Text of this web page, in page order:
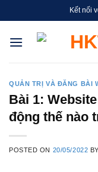
to
content
Kết nối
QUẢN TRỊ VÀ ĐĂNG BÀI
Bài 1:
động thế nào
POSTED ON 20/05/2022 BY